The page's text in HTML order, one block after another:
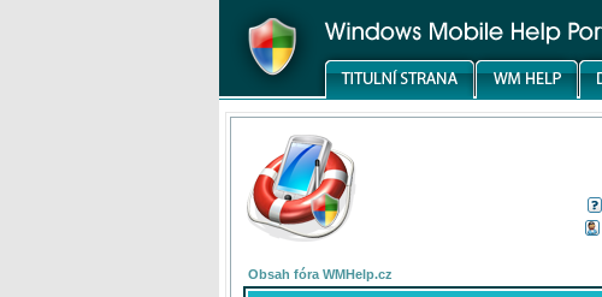
Obsah fóra WMHelp.cz